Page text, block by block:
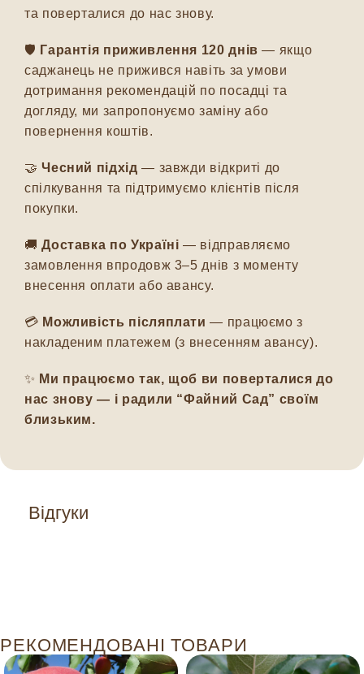
Відгуки
та поверталися до нас знову.
🛡️ Гарантія приживлення 120 днів — якщо
саджанець не прижився навіть за умови
дотримання рекомендацій по посадці та
догляду, ми запропонуємо заміну або
повернення коштів.
🤝Чесний підхід — завжди відкриті до
спілкування та підтримуємо клієнтів після
покупки.
🚚Доставка по Україні — відправляємо
замовлення впродовж 3–5 днів з моменту
внесення оплати або авансу.
💳 Можливість післяплати — працюємо з
накладеним платежем (з внесенням авансу).
✨ Ми працюємо так, щоб ви поверталися до
нас знову — і радили “Файний Сад” своїм
близьким.
РЕКОМЕНДОВАНІ ТОВАРИ